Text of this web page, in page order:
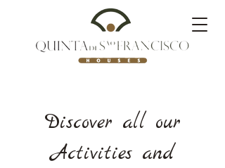
Discover all our
Activities and